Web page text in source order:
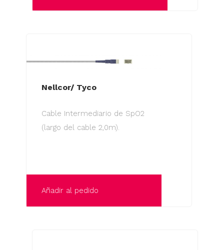
Nellcor/ Tyco
Cable Intermediario de SpO2
(largo del cable 2,0m).
Añadir al pedido